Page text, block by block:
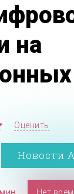
на
Оценить
Новости